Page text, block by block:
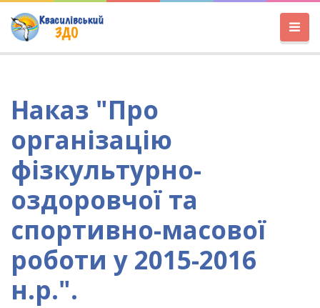
Наказ "Про
організацію
фізкультурно-
оздоровчої та
спортивно-масової
роботи у 2015-2016
н.р.".